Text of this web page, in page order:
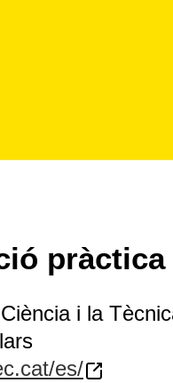
pràctica
i la
es/